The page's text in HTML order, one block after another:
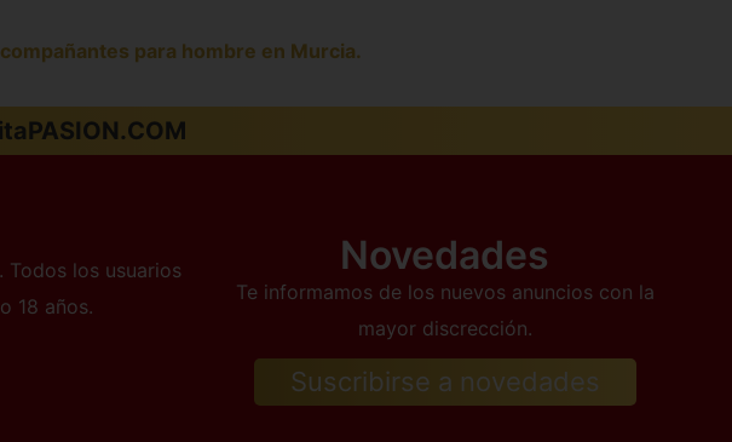
para hombre en Murcia.
Todos los usuarios
18 años.
Novedades
Te informamos de los nuevos anuncios con la
mayor discrección.
Suscribirse a novedades